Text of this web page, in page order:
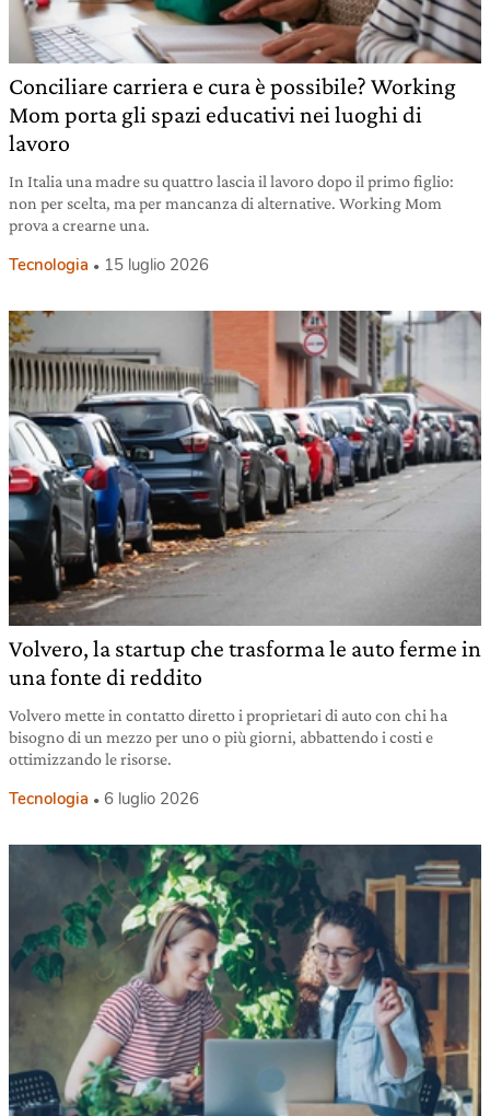
Conciliare carriera e cura è possibile? Working
Mom porta gli spazi educativi nei luoghi di
lavoro
In Italia una madre su quattro lascia il lavoro dopo il primo figlio:
non per scelta, ma per mancanza di alternative. Working Mom
prova a crearne una.
Tecnologia 15 luglio 2026
Volvero, la startup che trasforma le auto ferme in
una fonte di reddito
Volvero mette in contatto diretto i proprietari di auto con chi ha
bisogno di un mezzo per uno o più giorni, abbattendo i costi e
ottimizzando le risorse.
Tecnologia 6 luglio 2026